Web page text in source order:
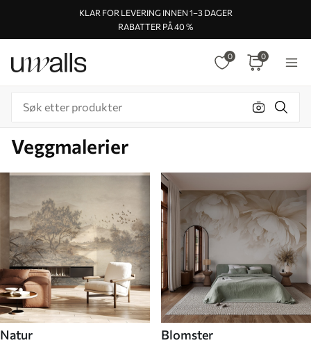
KLAR FOR LEVERING INNEN 1–3 DAGER
RABATTER PÅ 40 %
0 0
Veggmalerier
Natur Blomster